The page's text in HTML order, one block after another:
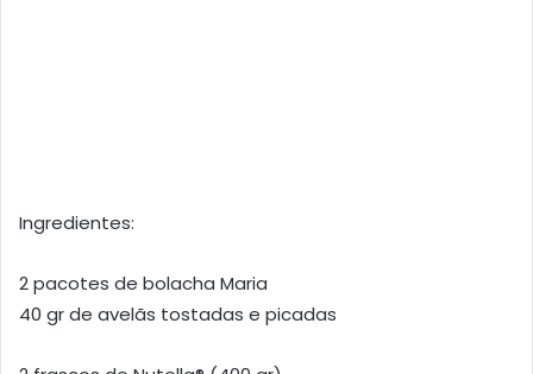
Ingredientes:
2 pacotes de bolacha Maria
40 gr de avelãs tostadas e picadas